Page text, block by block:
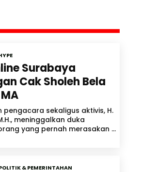
Surabaya
Cak Sholeh Bela
pengacara sekaligus aktivis, H.
meninggalkan duka
yang pernah merasakan ...
& PEMERINTAHAN